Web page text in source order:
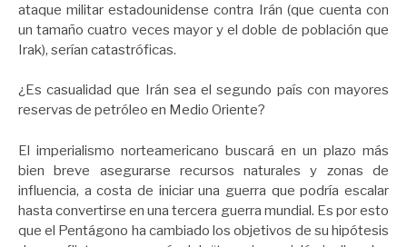
ataque militar estadounidense contra Irán (que cuenta con
un tamaño cuatro veces mayor y el doble de población que
Irak), serían catastróficas.
¿Es casualidad que Irán sea el segundo país con mayores
reservas de petróleo en Medio Oriente?
El imperialismo norteamericano buscará en un plazo más
bien breve asegurarse recursos naturales y zonas de
influencia, a costa de iniciar una guerra que podría escalar
hasta convertirse en una tercera guerra mundial. Es por esto
que el Pentágono ha cambiado los objetivos de su hipótesis